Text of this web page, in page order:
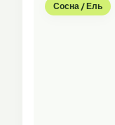
Сосна / Ель